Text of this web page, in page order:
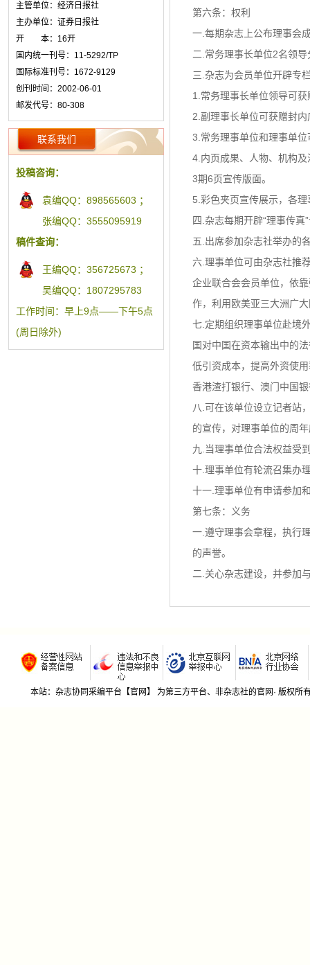
主管单位：经济日报社
主办单位：证券日报社
开 本：16开
国内统一刊号：11-5292/TP
国际标准刊号：1672-9129
创刊时间：2002-06-01
邮发代号：80-308
联系我们
投稿咨询：
袁编QQ：898565603 ；
张编QQ：3555095919
稿件查询：
王编QQ：356725673 ；
吴编QQ：1807295783
工作时间：早上9点——下午5点
(周日除外)
第六条：权利
一.每期杂志上公布理事会
二.常务理事长单位2名领
三.杂志为会员单位开辟专
1.常务理事长单位领导可
2.副理事长单位可获赠封
3.常务理事单位和理事单
4.内页成果、人物、机构
3期6页宣传版面。
5.彩色夹页宣传展示，各
四.杂志每期开辟“理事传
五.出席参加杂志社举办的
六.理事单位可由杂志社推
企业联合会会员单位，依
作，利用欧美亚三大洲广
七.定期组织理事单位赴境
国对中国在资本输出中的
低引资成本，提高外资使
香港渣打银行、澳门中国
八.可在该单位设立记者站
的宣传，对理事单位的周
九.当理事单位合法权益受
十.理事单位有轮流召集办
十一.理事单位有申请参加
第七条：义务
一.遵守理事会章程，执行
的声誉。
二.关心杂志建设，并参加
本站：杂志协同采编平台【官网】 为第三方平台、非杂志社的官网· 版权